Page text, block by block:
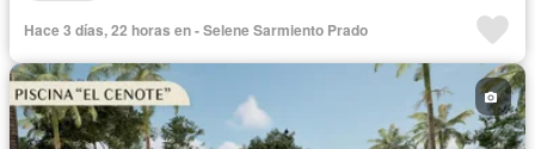
Hace 3 días, 22 horas en - Selene Sarmiento Prado